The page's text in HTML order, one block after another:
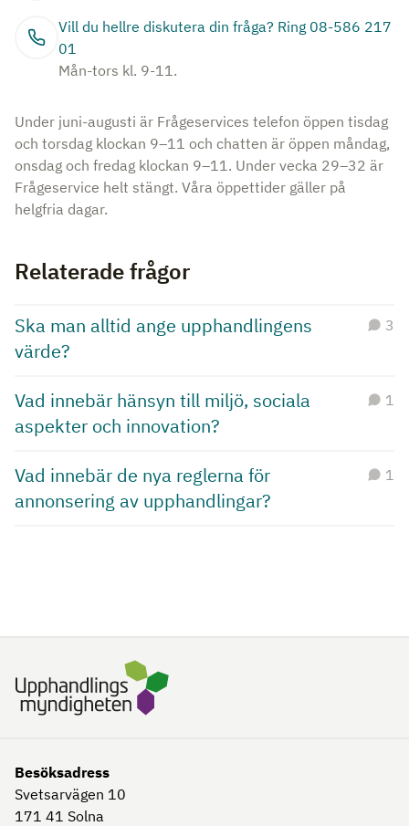
Vill du hellre diskutera din fråga? Ring 08-586 217
01
Mån-tors kl. 9-11.
Under juni-augusti är Frågeservices telefon öppen tisdag
och torsdag klockan 9–11 och chatten är öppen måndag,
onsdag och fredag klockan 9–11. Under vecka 29–32 är
Frågeservice helt stängt. Våra öppettider gäller på
helgfria dagar.
Relaterade frågor
Ska man alltid ange upphandlingens
värde?
3
Vad innebär hänsyn till miljö, sociala
aspekter och innovation?
1
Vad innebär de nya reglerna för
annonsering av upphandlingar?
1
Besöksadress
Svetsarvägen 10
171 41 Solna